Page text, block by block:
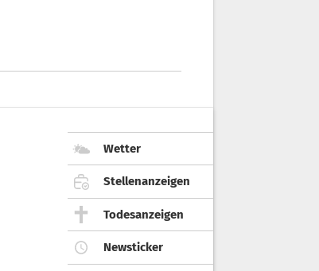
Wetter
Stellenanzeigen
Todesanzeigen
Newsticker